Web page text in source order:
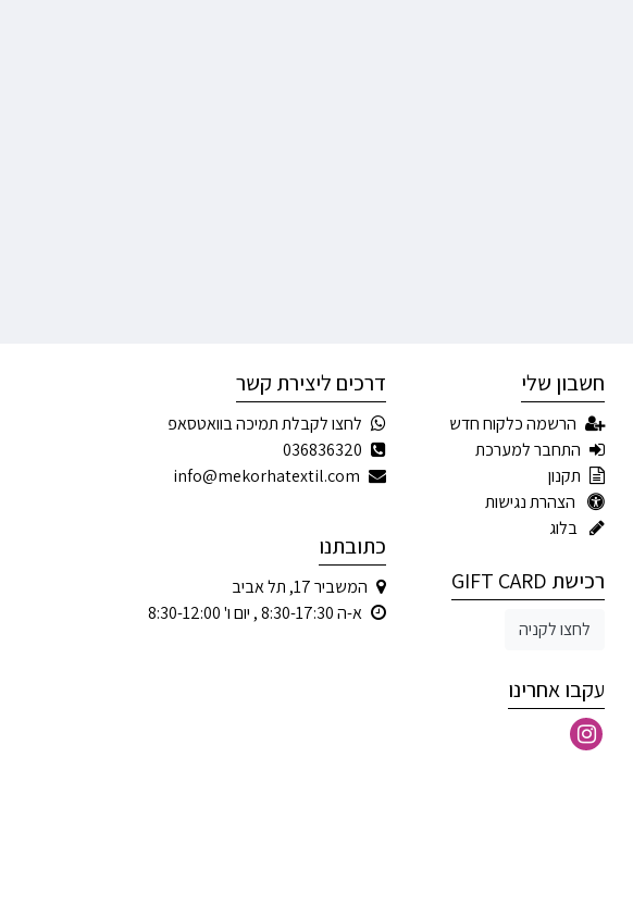
חשבון שלי
הרשמה כלקוח חדש
התחבר למערכת
תקנון
הצהרת נגישות
בלוג
רכישת GIFT CARD
לחצו לקניה
עקבו אחרינו
דרכים ליצירת קשר
לחצו לקבלת תמיכה בוואטסאפ
036836320
info@mekorhatextil.com
כתובתנו
המשביר 17, תל אביב
א-ה 8:30-17:30 , יום ו' 8:30-12:00